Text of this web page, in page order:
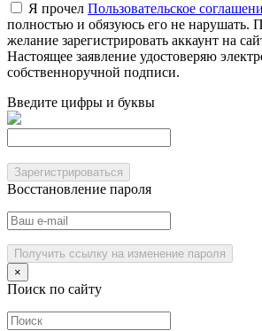
Я прочел Пользовательское
полностью и обязуюсь его не нарушать.
желание зарегистрировать аккаунт на
Настоящее заявление удостоверяю
собственноручной подписи.
Введите цифры и буквы
Зарегистрироваться
Восстановление пароля
Получить ссылку на изменение пароля
×
Поиск по сайту